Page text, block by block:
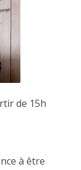
de 15h
à être
jouer. J'en
le
concrets et
n'est que la